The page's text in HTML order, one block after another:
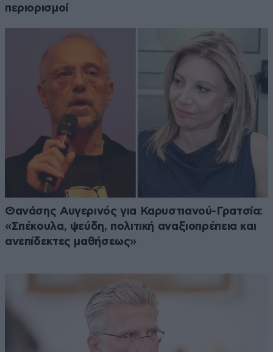
περιορισμοί
Θανάσης Αυγερινός για Καρυστιανού-Γρατσία:
«Σπέκουλα, ψεύδη, πολιτική αναξιοπρέπεια και
ανεπίδεκτες μαθήσεως»